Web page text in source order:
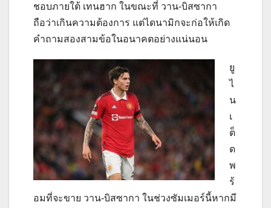
ชอบภายใต้ เทนฮาก ในขณะที่ วาน-บิสซากา
ถือว่าเกินความต้องการ แต่ไดนามิกจะก่อให้เกิด
คำถามสองสามข้อในอนาคตอย่างแน่นอน
ยู
ไ
น
เ
ต็
ด
พ
ร้
อมที่จะขาย วาน-บิสซากา ในช่วงซัมเมอร์นี้หากมี